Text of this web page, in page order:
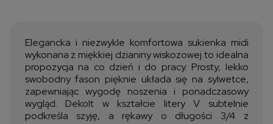
Elegancka i niezwykle komfortowa sukienka midi
wykonana z miękkiej dzianiny wiskozowej to idealna
propozycja na co dzień i do pracy. Prosty, lekko
swobodny fason pięknie układa się na sylwetce,
zapewniając wygodę noszenia i ponadczasowy
wygląd. Dekolt w kształcie litery V subtelnie
podkreśla szyję, a rękawy o długości 3/4 z